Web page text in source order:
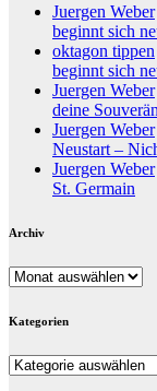
Juergen Weber
beginnt sich
oktagon tippen
beginnt sich
Juergen Weber
deine
Juergen Weber
Neustart –
Juergen Weber
St. Germain
Archiv
Archiv
Kategorien
Kategorien